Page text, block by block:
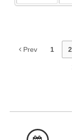
Prev 1 2